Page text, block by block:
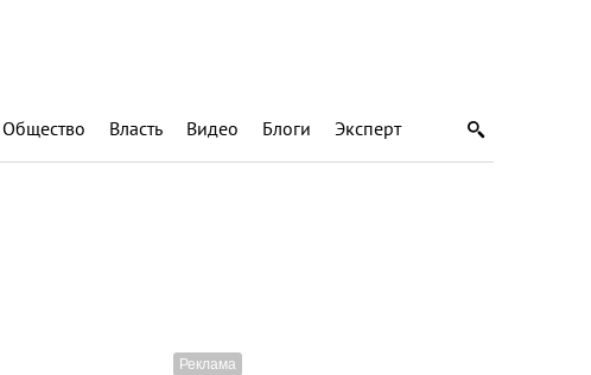
Общество Власть Видео Блоги Эксперт